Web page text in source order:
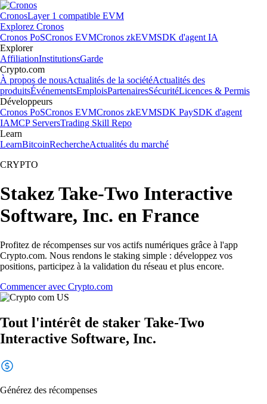
CronosLayer 1 compatible EVM
Explorez Cronos
Cronos PoSCronos EVMCronos zkEVMSDK d'agent IA
Explorer
AffiliationInstitutionsGarde
Crypto.com
À propos de nousActualités de la sociétéActualités des
produitsÉvénementsEmploisPartenairesSécuritéLicences & Permis
Développeurs
Cronos PoSCronos EVMCronos zkEVMSDK PaySDK d'agent
IAMCP ServersTrading Skill Repo
Learn
LearnBitcoinRechercheActualités du marché
CRYPTO
Stakez Take-Two Interactive
Software, Inc. en France
Profitez de récompenses sur vos actifs numériques grâce à l'app
Crypto.com. Nous rendons le staking simple : développez vos
positions, participez à la validation du réseau et plus encore.
Commencer avec Crypto.com
Tout l'intérêt de staker Take-Two
Interactive Software, Inc.
Générez des récompenses